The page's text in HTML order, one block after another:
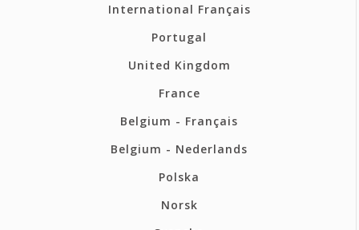
International Français
Portugal
United Kingdom
France
Belgium - Français
Belgium - Nederlands
Polska
Norsk